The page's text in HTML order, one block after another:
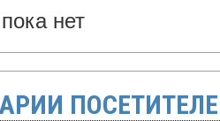
нет